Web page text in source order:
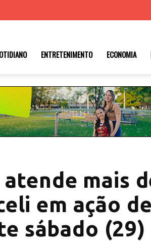
ENTRETENIMENTO ECONOMIA
mais
em ação de
sábado (29)